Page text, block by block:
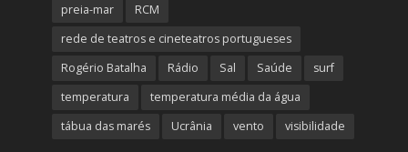
preia-mar
RCM
rede de teatros e cineteatros portugueses
Rogério Batalha
Rádio Sal Saúde
surf
temperatura
temperatura média da água
tábua das marés
Ucrânia vento visibilidade